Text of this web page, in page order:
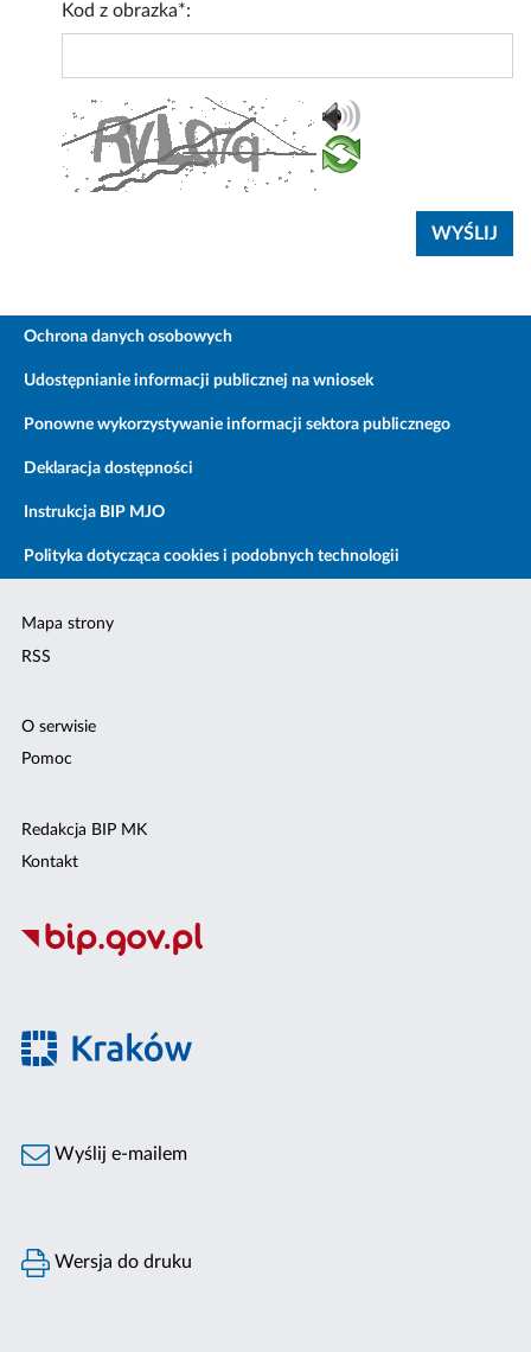
Kod z obrazka*:
Ochrona danych osobowych
Udostępnianie informacji publicznej na wniosek
Ponowne wykorzystywanie informacji sektora publicznego
Deklaracja dostępności
Instrukcja BIP MJO
Polityka dotycząca cookies i podobnych technologii
Mapa strony
RSS
O serwisie
Pomoc
Redakcja BIP MK
Kontakt
Wyślij e-mailem
Wersja do druku